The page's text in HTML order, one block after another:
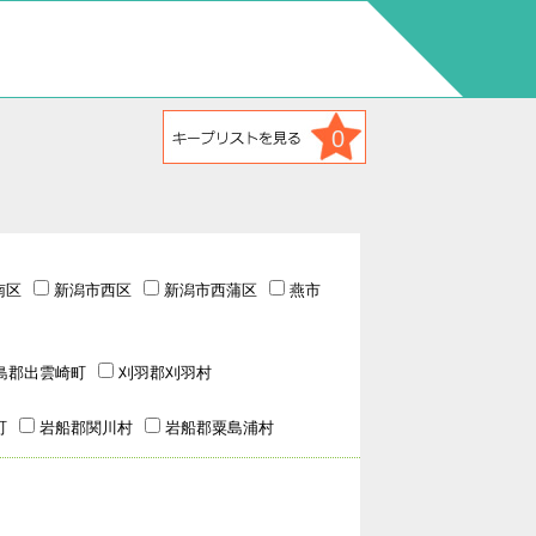
0
区 新潟市西区 新潟市西蒲区 燕市
郡出雲崎町 刈羽郡刈羽村
岩船郡関川村 岩船郡粟島浦村